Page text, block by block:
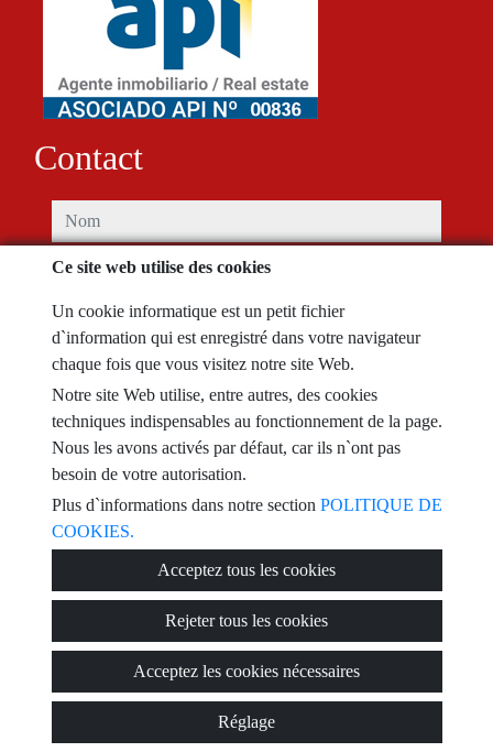
Contact
nom
téléphone
email
Je l'ai lu et accepté les conditions d'utilisation et politique de
message
Envoyer
Ce site web utilise des cookies
Un cookie informatique est un petit fichier
d`information qui est enregistré dans votre navigateur
chaque fois que vous visitez notre site Web.
Notre site Web utilise, entre autres, des cookies
techniques indispensables au fonctionnement de la page.
Nous les avons activés par défaut, car ils n`ont pas
besoin de votre autorisation.
Plus d`informations dans notre section POLITIQUE DE
COOKIES.
Acceptez tous les cookies
Rejeter tous les cookies
Acceptez les cookies nécessaires
Réglage